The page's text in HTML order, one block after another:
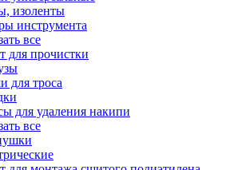
изоленты
инструмента
все
для прочистки
для троса
для удаления накипи
все